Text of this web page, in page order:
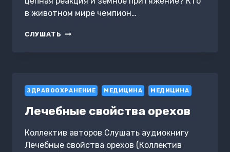
в животном мире чемпион…
СЛУШАТЬ ФИКСИКИ.
ЗДРАВООХРАНЕНИЕ МЕДИЦИНА МЕДИЦИНА
Лечебные свойства орехов
Коллектив авторов Слушать аудиокнигу
Лечебные свойства орехов (Коллектив